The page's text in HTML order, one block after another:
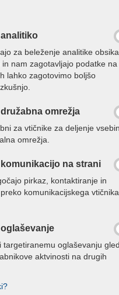
BIROKRAT
VERZIJE POMOČ NA
tečaj Birokrat
tečaj Birokrat
Posnetki tečajev
marec 2026: Na kaj
vidika
za beleženje analitike
nam zagotavljajo podatke na
lahko zagotovimo boljšo
omrežja
za vtičnike za deljenje
omrežja.
na strani
pirkaz, kontaktiranje in
komunikacijskega
targetiranemu oglaševanju
aktvinosti na drugih